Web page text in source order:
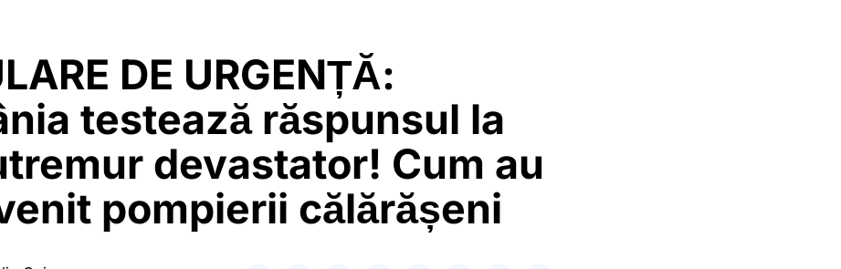
DE URGENȚĂ:
testează răspunsul la
devastator! Cum au
pompierii călărășeni